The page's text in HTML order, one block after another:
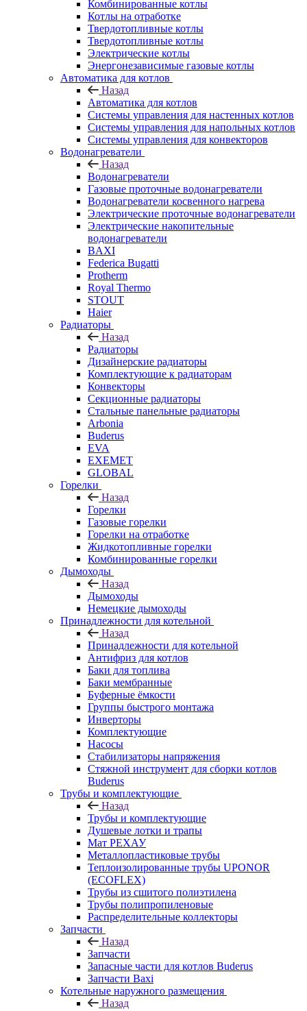
Комбинированные котлы
Котлы на отработке
Твердотопливные котлы
Твердотопливные котлы
Электрические котлы
Энергонезависимые газовые котлы
Автоматика для котлов
Назад
Автоматика для котлов
Системы управления для настенных котлов
Системы управления для напольных котлов
Системы управления для конвекторов
Водонагреватели
Назад
Водонагреватели
Газовые проточные водонагреватели
Водонагреватели косвенного нагрева
Электрические проточные водонагреватели
Электрические накопительные
водонагреватели
BAXI
Federica Bugatti
Protherm
Royal Thermo
STOUT
Haier
Радиаторы
Назад
Радиаторы
Дизайнерские радиаторы
Комплектующие к радиаторам
Конвекторы
Секционные радиаторы
Стальные панельные радиаторы
Arbonia
Buderus
EVA
EXEMET
GLOBAL
Горелки
Назад
Горелки
Газовые горелки
Горелки на отработке
Жидкотопливные горелки
Комбинированные горелки
Дымоходы
Назад
Дымоходы
Немецкие дымоходы
Принадлежности для котельной
Назад
Принадлежности для котельной
Антифриз для котлов
Баки для топлива
Баки мембранные
Буферные ёмкости
Группы быстрого монтажа
Инверторы
Комплектующие
Насосы
Стабилизаторы напряжения
Стяжной инструмент для сборки котлов
Buderus
Трубы и комплектующие
Назад
Трубы и комплектующие
Душевые лотки и трапы
Мат РЕХАУ
Металлопластиковые трубы
Теплоизолированные трубы UPONOR
(ECOFLEX)
Трубы из сшитого полиэтилена
Трубы полипропиленовые
Распределительные коллекторы
Запчасти
Назад
Запчасти
Запасные части для котлов Buderus
Запчасти Baxi
Котельные наружного размещения
Назад